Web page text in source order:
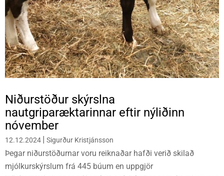
Niðurstöður skýrslna
nautgriparæktarinnar eftir nýliðinn
nóvember
12.12.2024 | Sigurður Kristjánsson
Þegar niðurstöðurnar voru reiknaðar hafði verið skilað
mjólkurskýrslum frá 445 búum en uppgjör